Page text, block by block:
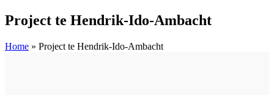
Project te Hendrik-Ido-Ambacht
Home » Project te Hendrik-Ido-Ambacht